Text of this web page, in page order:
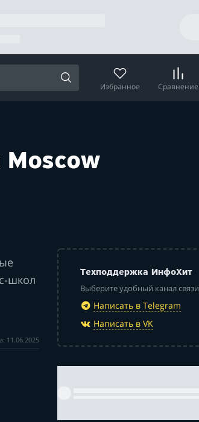
Избранное Сравнение
школ
11.06.2025
Техподдержка ИнфоХит
Выберите удобный канал связи
Написать в Telegram
Написать в VK